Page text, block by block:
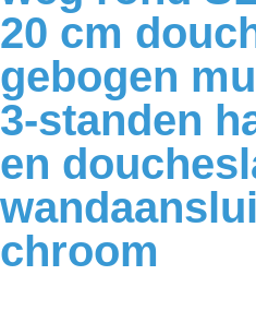
20 cm
gebogen
3-standen
en
chroom